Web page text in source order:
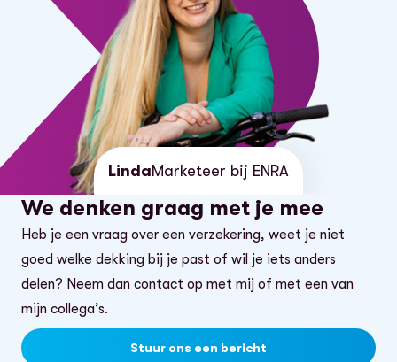
voorwaarden zijn hetzelfde als voor nieuwe
fietsen. Het is wel belangrijk dat de
rijwielhandelaar met ons samenwerkt.
LindaMarketeer bij ENRA
We denken graag met je mee
Heb je een vraag over een verzekering, weet je niet
goed welke dekking bij je past of wil je iets anders
delen? Neem dan contact op met mij of met een van
mijn collega’s.
Stuur ons een bericht